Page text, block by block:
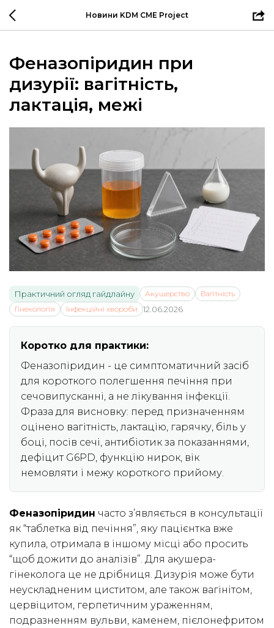
Новини KDM CME Project
Феназопіридин при
дизурії: вагітність,
лактація, межі
Практичний огляд гайдлайну Акушерство
Вагітність
Гінекологія
Інфекційні хвороби 12.06.2026
Коротко для практики:
Феназопіридин - це симптоматичний засіб
для короткого полегшення печіння при
сечовипусканні, а не лікування інфекції.
Фраза для висновку: перед призначенням
оцінено вагітність, лактацію, гарячку, біль у
боці, посів сечі, антибіотик за показаннями,
дефіцит G6PD, функцію нирок, вік
немовляти і межу короткого прийому.
Феназопіридин часто з’являється в консультації
як “таблетка від печіння”, яку пацієнтка вже
купила, отримала в іншому місці або просить
“щоб дожити до аналізів”. Для акушера-
гінеколога це не дрібниця. Дизурія може бути
неускладненим циститом, але також вагінітом,
цервіцитом, герпетичним ураженням,
подразненням вульви, каменем, пієлонефритом